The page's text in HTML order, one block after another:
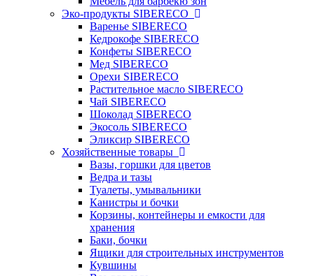
Эко-продукты SIBERECO
Варенье SIBERECO
Кедрокофе SIBERECO
Конфеты SIBERECO
Мед SIBERECO
Орехи SIBERECO
Растительное масло SIBERECO
Чай SIBERECO
Шоколад SIBERECO
Экосоль SIBERECO
Эликсир SIBERECO
Хозяйственные товары
Вазы, горшки для цветов
Ведра и тазы
Туалеты, умывальники
Канистры и бочки
Корзины, контейнеры и емкости для
хранения
Баки, бочки
Ящики для строительных инструментов
Кувшины